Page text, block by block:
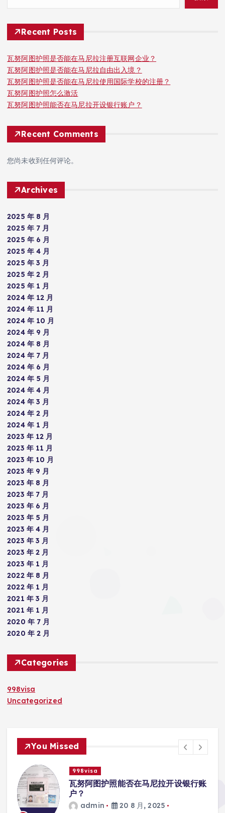
Recent Posts
瓦努阿图护照是否能在马尼拉注册互联网企业？
瓦努阿图护照是否能在马尼拉自由出入境？
瓦努阿图护照是否能在马尼拉使用国际学校的注册？
瓦努阿图护照怎么激活
瓦努阿图护照能否在马尼拉开设银行账户？
Recent Comments
您尚未收到任何评论。
Archives
2025 年 8 月
2025 年 7 月
2025 年 6 月
2025 年 4 月
2025 年 3 月
2025 年 2 月
2025 年 1 月
2024 年 12 月
2024 年 11 月
2024 年 10 月
2024 年 9 月
2024 年 8 月
2024 年 7 月
2024 年 6 月
2024 年 5 月
2024 年 4 月
2024 年 3 月
2024 年 2 月
2024 年 1 月
2023 年 12 月
2023 年 11 月
2023 年 10 月
2023 年 9 月
2023 年 8 月
2023 年 7 月
2023 年 6 月
2023 年 5 月
2023 年 4 月
2023 年 3 月
2023 年 2 月
2023 年 1 月
2022 年 8 月
2022 年 1 月
2021 年 3 月
2021 年 1 月
2020 年 7 月
2020 年 2 月
Categories
998visa
Uncategorized
You Missed
998visa
瓦努阿图护照能否在马尼拉开设银行账
户？
admin
20 8 月, 2025